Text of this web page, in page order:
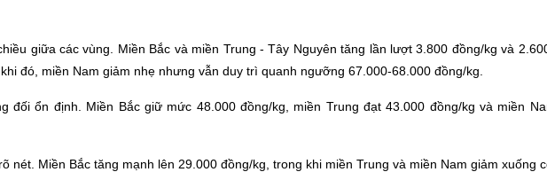
giữa các vùng. Miền Bắc và miền Trung - Tây Nguyên tăng lần lượt 3.800 đồng/kg và
đó, miền Nam giảm nhẹ nhưng vẫn duy trì quanh ngưỡng 67.000-68.000 đồng/kg.
đối ổn định. Miền Bắc giữ mức 48.000 đồng/kg, miền Trung đạt 43.000 đồng/kg và miền
nét. Miền Bắc tăng mạnh lên 29.000 đồng/kg, trong khi miền Trung và miền Nam giảm xuống